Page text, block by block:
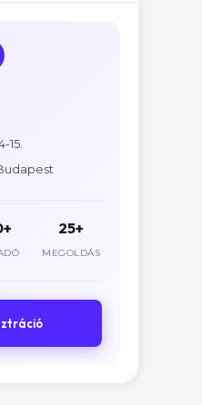
15.
25+
MEGOLDÁS